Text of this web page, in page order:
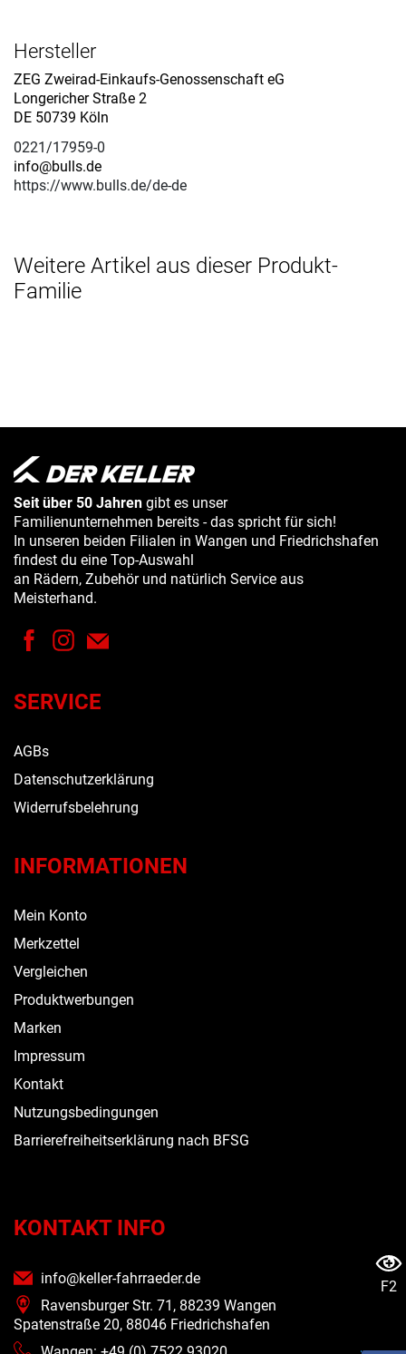
Hersteller
ZEG Zweirad-Einkaufs-Genossenschaft eG
Longericher Straße 2
DE 50739 Köln
0221/17959-0
info@bulls.de
https://www.bulls.de/de-de
Weitere Artikel aus dieser Produkt-
Familie
Seit über 50 Jahren gibt es unser
Familienunternehmen bereits - das spricht für sich!
In unseren beiden Filialen in Wangen und Friedrichshafen
findest du eine Top-Auswahl
an Rädern, Zubehör und natürlich Service aus
Meisterhand.
SERVICE
AGBs
Datenschutzerklärung
Widerrufsbelehrung
INFORMATIONEN
Mein Konto
Merkzettel
Vergleichen
Produktwerbungen
Marken
Impressum
Kontakt
Nutzungsbedingungen
Barrierefreiheitserklärung nach BFSG
KONTAKT INFO
info@keller-fahrraeder.de
Ravensburger Str. 71, 88239 Wangen
Spatenstraße 20, 88046 Friedrichshafen
F2